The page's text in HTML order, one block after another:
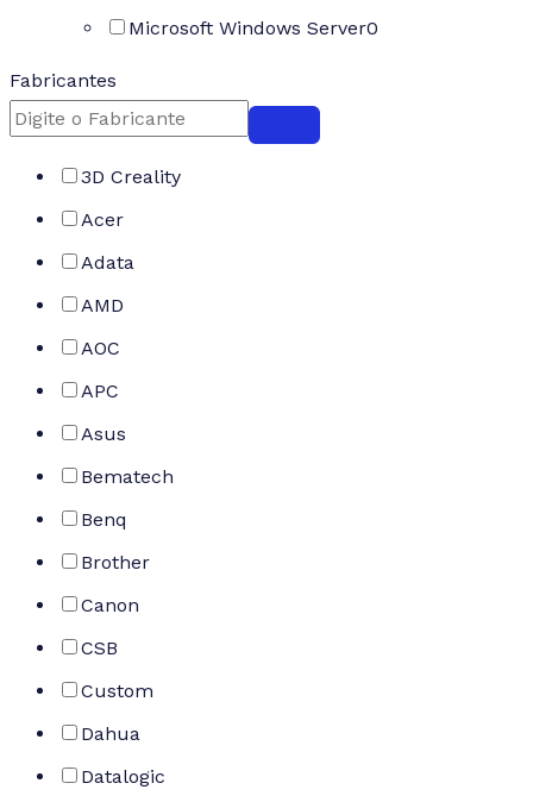
Microsoft Windows Server0
Fabricantes
3D Creality
Acer
Adata
AMD
AOC
APC
Asus
Bematech
Benq
Brother
Canon
CSB
Custom
Dahua
Datalogic